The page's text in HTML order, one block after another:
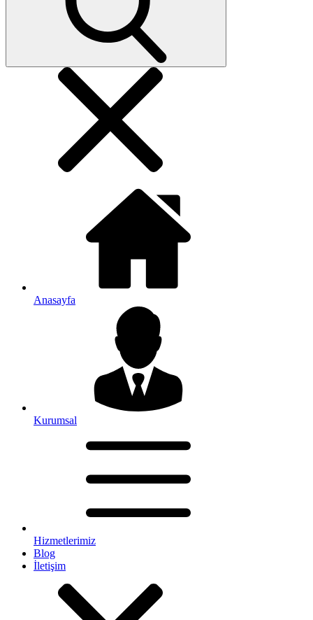
Anasayfa
Kurumsal
Hizmetlerimiz
Blog
İletişim